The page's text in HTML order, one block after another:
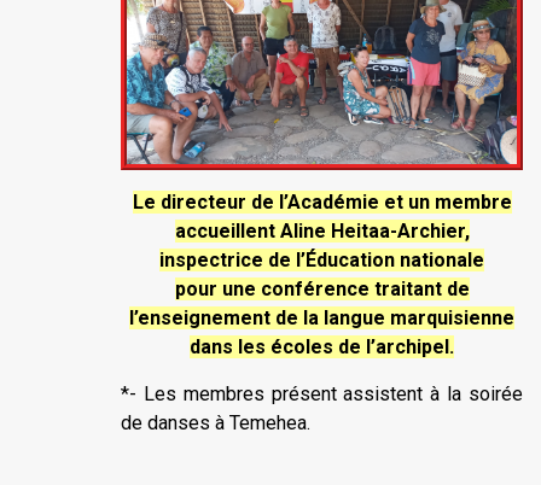
Le directeur de l’Académie et un membre
accueillent Aline Heitaa-Archier,
inspectrice de l’Éducation nationale
pour une conférence traitant de
l’enseignement de la langue marquisienne
dans les écoles de l’archipel.
*- Les membres présent assistent à la soirée
de danses à Temehea.